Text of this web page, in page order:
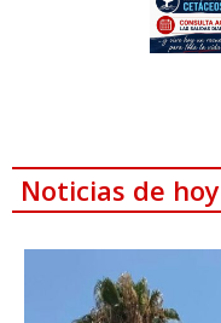
Noticias de hoy